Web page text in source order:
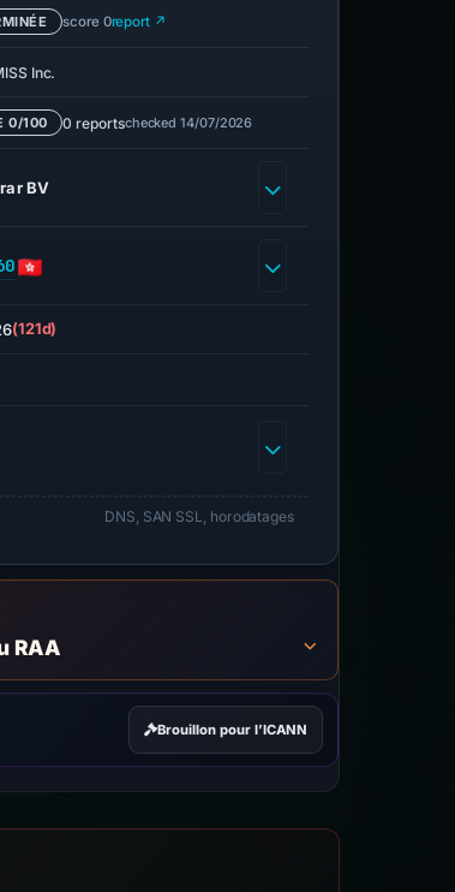
score 0report ↗
Inc.
0/100 0 reportschecked 14/07/2026
BV
(121d)
DNS, SAN SSL, horodatages
RAA
Brouillon pour l’ICANN